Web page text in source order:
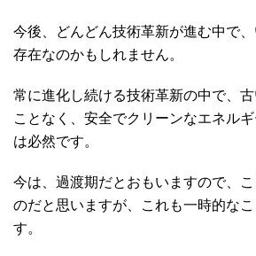
今後、どんどん技術革新が進む中で
存在なのかもしれません。
常に進化し続ける技術革新の中で、
ことなく、安全でクリーンなエネル
は必然です。
今は、過渡期だとおもいますので、
のだと思いますが、これも一時的な
す。